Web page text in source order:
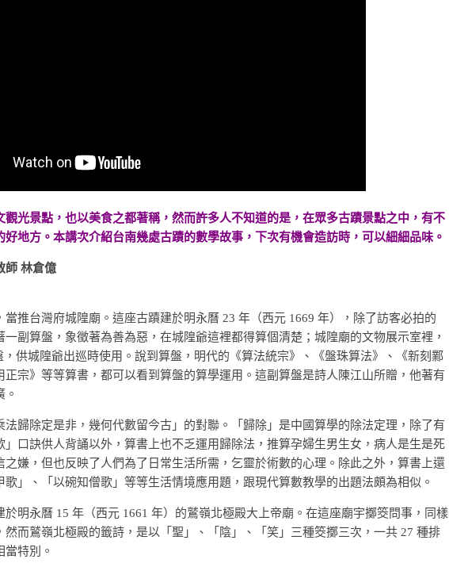
觀光景點，也以美食之都著稱，然而許多人不知道的是，在眾多古蹟景點之中，有不
地方。本講次介紹台南幾處古蹟的數學故事，下次有機會造訪時，可以細細品味。
師 林倉億
推台灣府城隍廟。這座古蹟建於明永曆 23 年（西元 1669 年），除了訪客必拍的
一副算盤，象徵著為善為惡，在城隍爺這裡都得算個清楚；城隍廟的文物展示室裡，
供城隍爺出巡時使用。說到算盤，明代的《算法統宗》、《盤珠算法》、《新刻鄴
宗》等等算書，都可以看到算盤的算學運用。這副算盤是詩人陳江山所贈，他著有
歸除定是非，幾何代數留今古」的對聯。「歸除」是中國算學的除法定理，除了有
口訣供人背誦以外，算書上也不乏運用歸除法，推算孕婦生男生女，病人是生是死
之嫌，但也反映了人們為了日常生活所需，乞靈於術數的心理。除此之外，算書上還
」、「以碗知僧歌」等等生活情境應用題，跟現代算數教學的出題法頗為相似。
明永曆 15 年（西元 1661 年）的鷲嶺北極殿大上帝廟。在這座廟宇擲筊問事，同樣
而鷲嶺北極殿的籤詩，是以「聖」、「陰」、「笑」三種筊擲三次，一共 27 種排
特別。